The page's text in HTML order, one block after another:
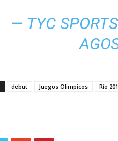
— TYC
debut Juegos Olimpicos Río